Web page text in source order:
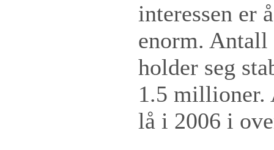
interessen er
enorm.
holder seg
1.5 millioner.
lå i 2006 i